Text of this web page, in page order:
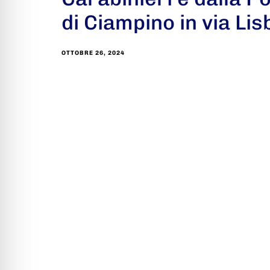
di Ciampino in via
OTTOBRE 26, 2024